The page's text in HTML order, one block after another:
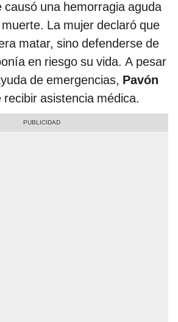
causó una hemorragia aguda
La mujer declaró que
matar, sino defenderse de
en riesgo su vida. A pesar
de emergencias, Pavón
asistencia médica.